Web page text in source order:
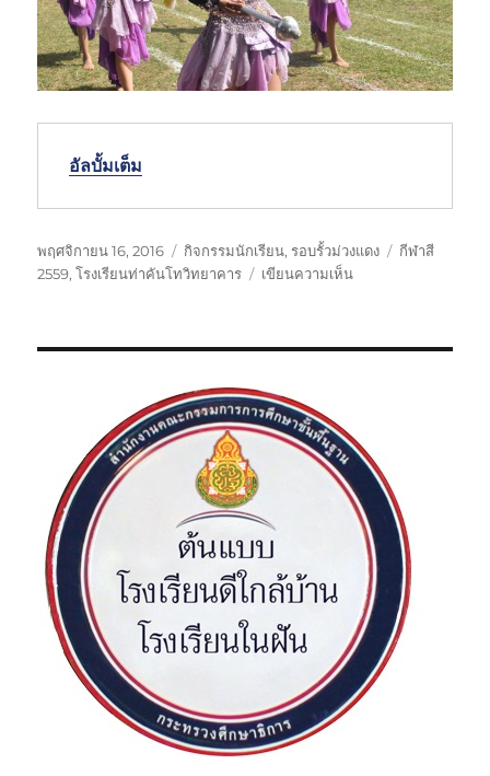
อัลบั้มเต็ม
เ
ขี
พฤศจิกายน 16, 2016
ห
ม
กิจกรรมนักเรียน,รอบรั้วม่วงแดง
ป้
กีฬาสี
2559,โรงเรียนท่าคันโทวิทยาคาร เขียนความเห็นบ
ม
กี
า
สี
9